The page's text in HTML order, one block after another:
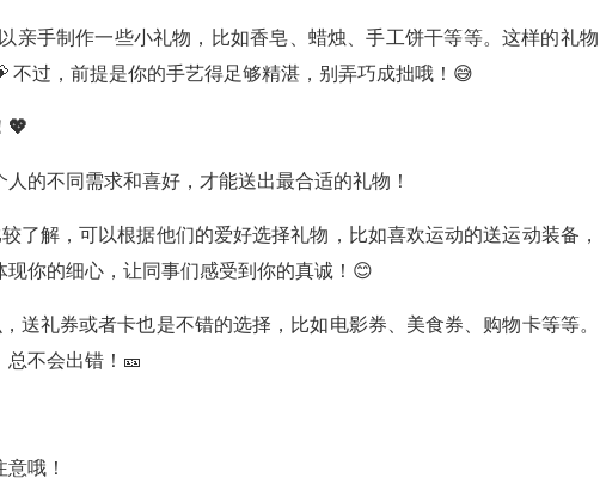
亲手制作一些小礼物，比如香皂、蜡烛、手工饼干等等。这样的礼物
不过，前提是你的手艺得足够精湛，别弄巧成拙哦！😅
💖
的不同需求和喜好，才能送出最合适的礼物！
了解，可以根据他们的爱好选择礼物，比如喜欢运动的送运动装备，
你的细心，让同事们感受到你的真诚！😊
送礼券或者卡也是不错的选择，比如电影券、美食券、购物卡等等。
总不会出错！🎫
哦！